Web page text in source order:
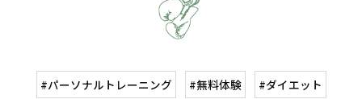
#パーソナルトレーニング #無料体験 #ダイエット